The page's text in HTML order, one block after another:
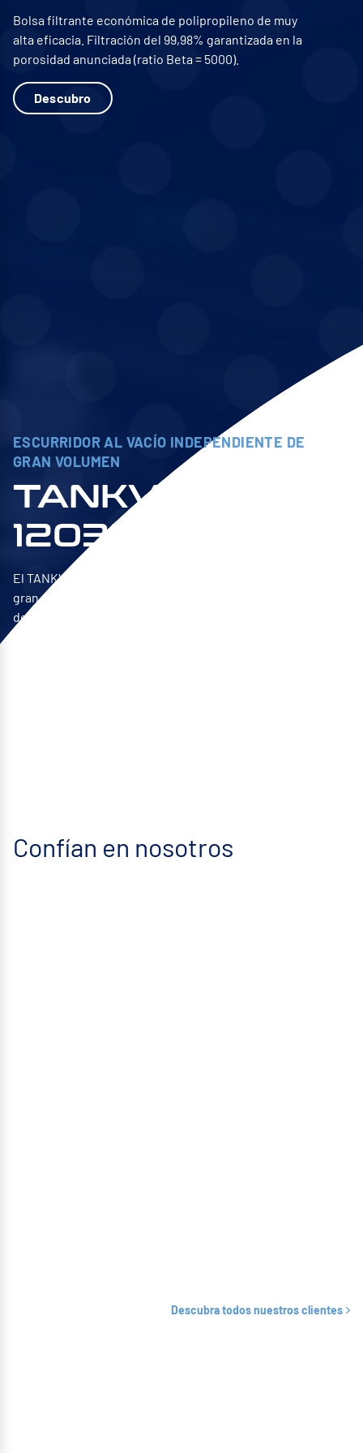
Bolsa filtrante económica de polipropileno de muy
alta eficacia. Filtración del 99,98% garantizada en la
porosidad anunciada (ratio Beta = 5000).
Descubro
ESCURRIDOR AL VACÍO INDEPENDIENTE DE
GRAN VOLUMEN
TANKVAC HV
1203M TC
El TANKVAC HV es un vaciador al vacío autónomo de
gran capacidad con filtración fina en el lado de
descarga. Es ideal para drenar y trasvasar grandes
Confían en nosotros
Descubra todos nuestros clientes